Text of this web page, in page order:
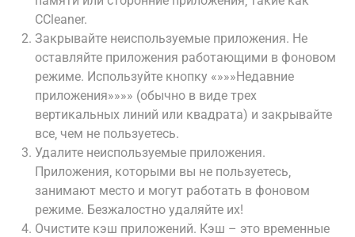
CCleaner.
Закрывайте неиспользуемые приложения. Не
оставляйте приложения работающими в фоновом
режиме. Используйте кнопку «»»»Недавние
приложения»»»» (обычно в виде трех
вертикальных линий или квадрата) и закрывайте
все‚ чем не пользуетесь.
Удалите неиспользуемые приложения.
Приложения‚ которыми вы не пользуетесь‚
занимают место и могут работать в фоновом
режиме. Безжалостно удаляйте их!
Очистите кэш приложений. Кэш – это временные